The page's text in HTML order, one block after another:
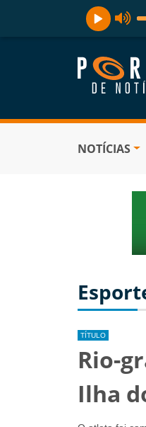
NOTÍCIAS
TÍTULO
Rio-
Ilha